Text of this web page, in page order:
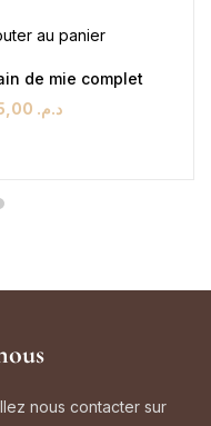
au panier
de mie complet
د.م.
nous contacter sur